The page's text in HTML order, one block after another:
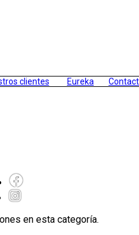
clientes Eureka
en esta categoría.